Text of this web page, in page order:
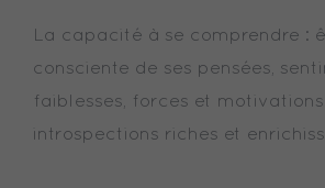
La capacité à se comprendre :
consciente de ses pensées,
faiblesses, forces et
introspections riches et